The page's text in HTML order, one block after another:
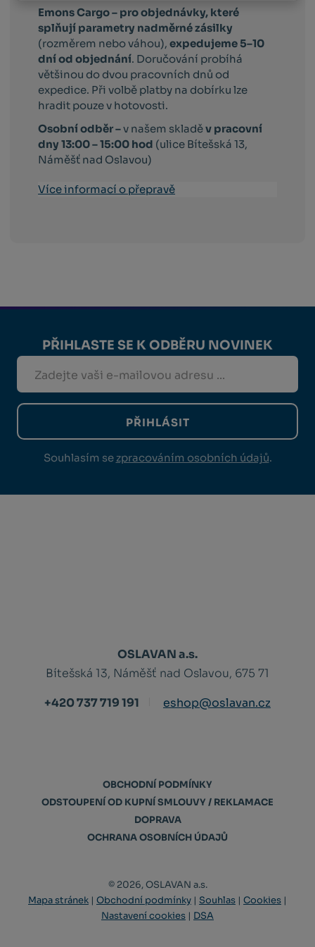
Emons Cargo – pro objednávky, které
splňují parametry nadměrné zásilky
(rozměrem nebo váhou),expedujeme 5–10
dní od objednání. Doručování probíhá
většinou do dvou pracovních dnů od
expedice. Při volbě platby na dobírku lze
hradit pouze v hotovosti.
Osobní odběr –v našem skladěv pracovní
dny 13:00 – 15:00 hod (ulice Bítešská 13,
Náměšť nad Oslavou)
Více informací o přepravě
PŘIHLASTE SE K ODBĚRU NOVINEK
PŘIHLÁSIT
Souhlasím se zpracováním osobních údajů.
OSLAVAN a.s.
Bítešská 13, Náměšť nad Oslavou, 675 71
+420 737 719 191
eshop@oslavan.cz
OBCHODNÍ PODMÍNKY
ODSTOUPENÍ OD KUPNÍ SMLOUVY / REKLAMACE
DOPRAVA
OCHRANA OSOBNÍCH ÚDAJŮ
© 2026, OSLAVAN a.s.
Mapa stránek | Obchodní podmínky | Souhlas | Cookies |
Nastavení cookies | DSA